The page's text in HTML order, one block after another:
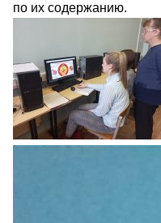
по их содержанию.